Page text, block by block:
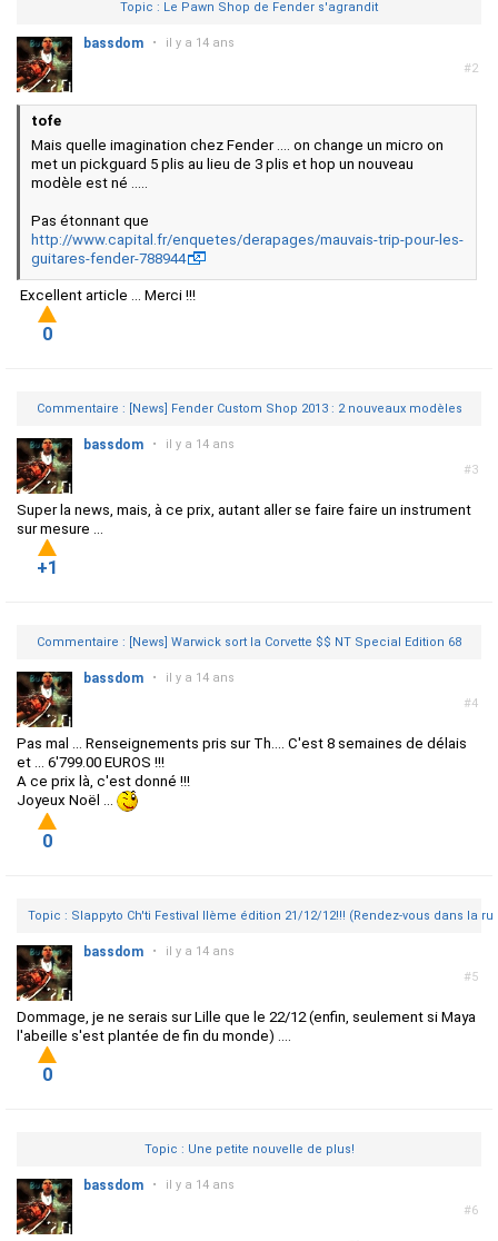
Topic : Le Pawn Shop de Fender s'agrandit
#2
bassdom • il y a 14 ans
tofe
Mais quelle imagination chez Fender .... on change un micro on
met un pickguard 5 plis au lieu de 3 plis et hop un nouveau
modèle est né .....
Pas étonnant que
http://www.capital.fr/enquetes/derapages/mauvais-trip-pour-les-
guitares-fender-788944
Excellent article ... Merci !!!
0
Commentaire : [News] Fender Custom Shop 2013 : 2 nouveaux modèles
#3
bassdom • il y a 14 ans
Super la news, mais, à ce prix, autant aller se faire faire un instrument
sur mesure ...
+1
Commentaire : [News] Warwick sort la Corvette $$ NT Special Edition 68
#4
bassdom • il y a 14 ans
Pas mal ... Renseignements pris sur Th.... C'est 8 semaines de délais
et ... 6'799.00 EUROS !!!
A ce prix là, c'est donné !!!
Joyeux Noël ...
0
Topic : Slappyto Ch'ti Festival IIème édition 21/12/12!!! (Rendez-vous dans la
#5
bassdom • il y a 14 ans
Dommage, je ne serais sur Lille que le 22/12 (enfin, seulement si Maya
l'abeille s'est plantée de fin du monde) ....
0
Topic : Une petite nouvelle de plus!
#6
bassdom • il y a 14 ans